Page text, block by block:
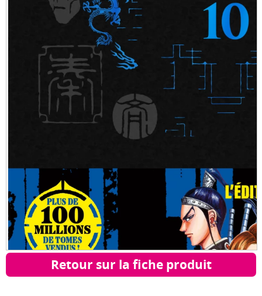
Retour sur la fiche produit